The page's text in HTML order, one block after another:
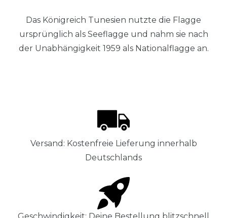
Das Königreich Tunesien nutzte die Flagge
ursprünglich als Seeflagge und nahm sie nach
der Unabhängigkeit 1959 als Nationalflagge an.
Versand: Kostenfreie Lieferung innerhalb
Deutschlands